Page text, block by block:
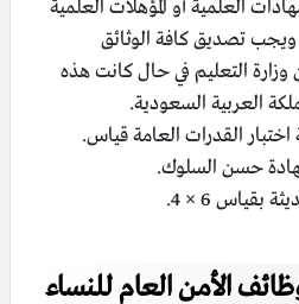
العلمية أو المؤهلات العلمية
تصديق كافة الوثائق
وزارة التعليم في حال كانت هذه
العربية السعودية.
القدرات العامة قياس.
حسن السلوك.
الأمن العام للنساء